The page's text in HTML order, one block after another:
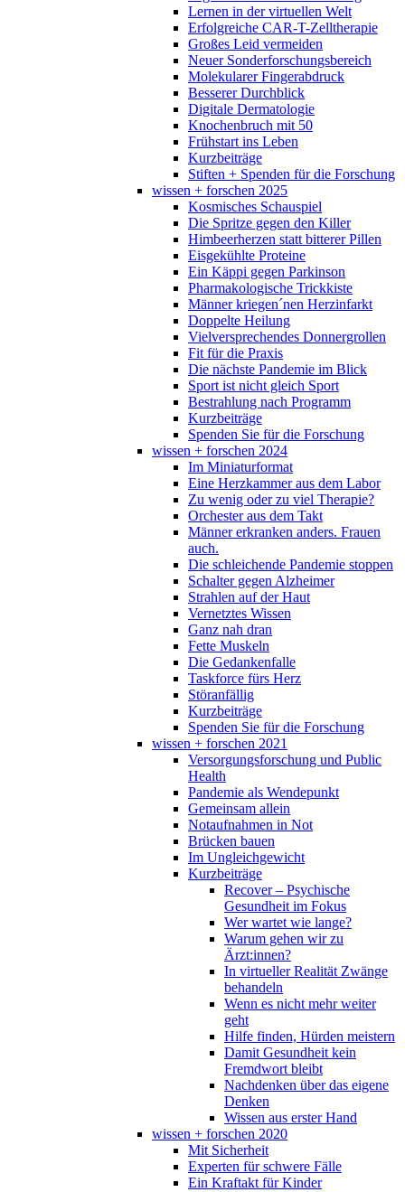
Lernen in der virtuellen Welt
Erfolgreiche CAR-T-Zelltherapie
Großes Leid vermeiden
Neuer Sonderforschungsbereich
Molekularer Fingerabdruck
Besserer Durchblick
Digitale Dermatologie
Knochenbruch mit 50
Frühstart ins Leben
Kurzbeiträge
Stiften + Spenden für die Forschung
wissen + forschen 2025
Kosmisches Schauspiel
Die Spritze gegen den Killer
Himbeerherzen statt bitterer Pillen
Eisgekühlte Proteine
Ein Käppi gegen Parkinson
Pharmakologische Trickkiste
Männer kriegen´nen Herzinfarkt
Doppelte Heilung
Vielversprechendes Donnergrollen
Fit für die Praxis
Die nächste Pandemie im Blick
Sport ist nicht gleich Sport
Bestrahlung nach Programm
Kurzbeiträge
Spenden Sie für die Forschung
wissen + forschen 2024
Im Miniaturformat
Eine Herzkammer aus dem Labor
Zu wenig oder zu viel Therapie?
Orchester aus dem Takt
Männer erkranken anders. Frauen
auch.
Die schleichende Pandemie stoppen
Schalter gegen Alzheimer
Strahlen auf der Haut
Vernetztes Wissen
Ganz nah dran
Fette Muskeln
Die Gedankenfalle
Taskforce fürs Herz
Störanfällig
Kurzbeiträge
Spenden Sie für die Forschung
wissen + forschen 2021
Versorgungsforschung und Public
Health
Pandemie als Wendepunkt
Gemeinsam allein
Notaufnahmen in Not
Brücken bauen
Im Ungleichgewicht
Kurzbeiträge
Recover – Psychische
Gesundheit im Fokus
Wer wartet wie lange?
Warum gehen wir zu
Ärzt:innen?
In virtueller Realität Zwänge
behandeln
Wenn es nicht mehr weiter
geht
Hilfe finden, Hürden meistern
Damit Gesundheit kein
Fremdwort bleibt
Nachdenken über das eigene
Denken
Wissen aus erster Hand
wissen + forschen 2020
Mit Sicherheit
Experten für schwere Fälle
Ein Kraftakt für Kinder